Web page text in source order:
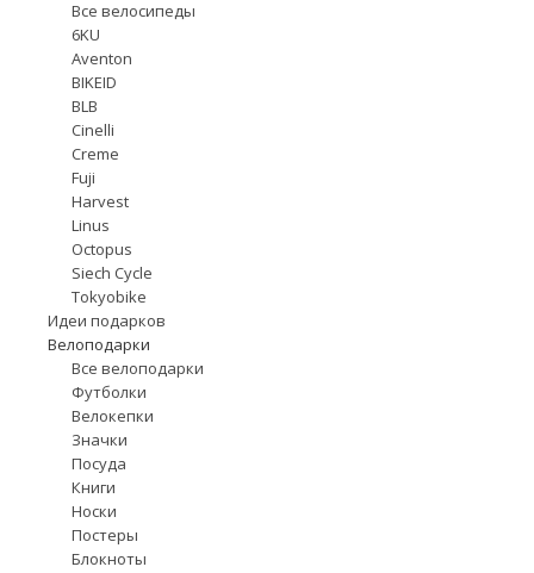
Все велосипеды
6KU
Aventon
BIKEID
BLB
Cinelli
Creme
Fuji
Harvest
Linus
Octopus
Siech Cycle
Tokyobike
Идеи подарков
Велоподарки
Все велоподарки
Футболки
Велокепки
Значки
Посуда
Книги
Носки
Постеры
Блокноты